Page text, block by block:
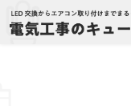
Skip
to